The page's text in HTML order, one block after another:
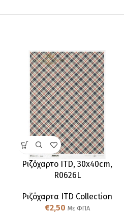
Ριζόχαρτο ITD, 30x40cm,
R0626L
Ριζόχαρτα ITD Collection
€2,50 Με ΦΠΑ